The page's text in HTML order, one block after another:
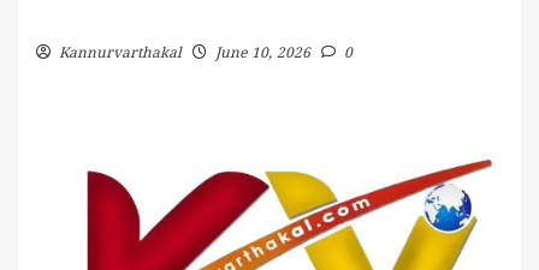
Kannurvarthakal June 10, 2026 0